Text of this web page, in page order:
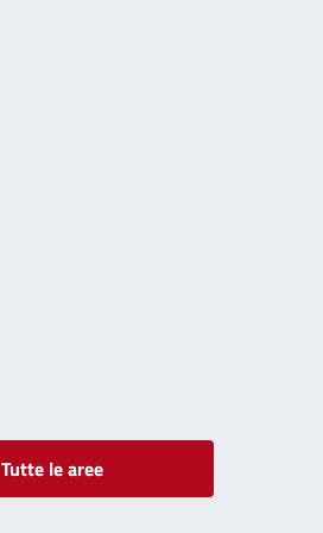
Tutte le aree